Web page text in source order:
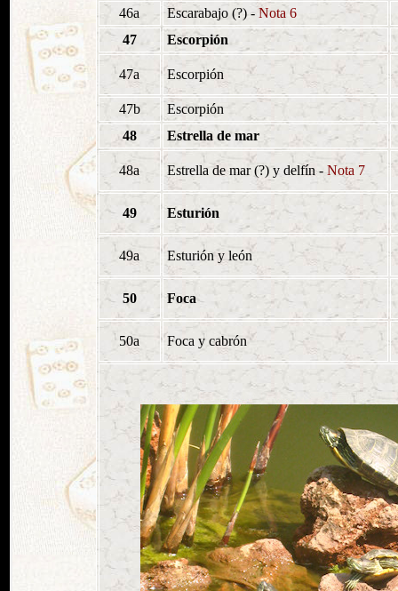
46a Escarabajo (?) - Nota 6
47
Escorpión
47a Escorpión
47b
Escorpión
48
Estrella de mar
48a Estrella de mar (?) y delfín - Nota 7
49 Esturión
49a Esturión y león
50 Foca
50a Foca y cabrón